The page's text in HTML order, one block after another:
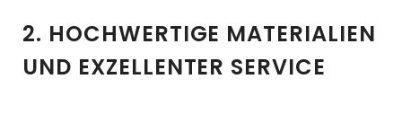
2. HOCHWERTIGE MATERIALIEN
UND EXZELLENTER SERVICE